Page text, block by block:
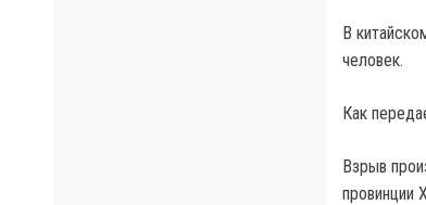
В
человек.
Как
Взрыв
провинции